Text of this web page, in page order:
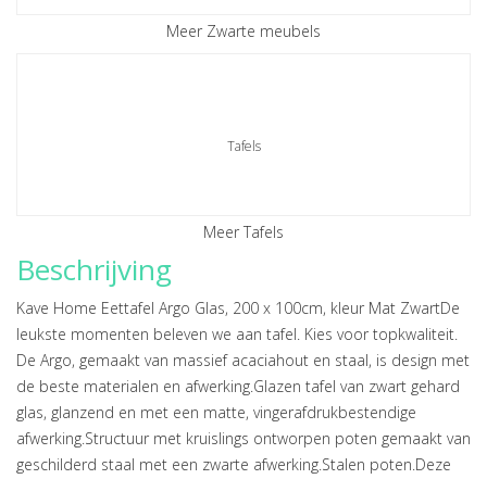
Meer Zwarte meubels
Tafels
Meer Tafels
Beschrijving
Kave Home Eettafel Argo Glas, 200 x 100cm, kleur Mat ZwartDe
leukste momenten beleven we aan tafel. Kies voor topkwaliteit.
De Argo, gemaakt van massief acaciahout en staal, is design met
de beste materialen en afwerking.Glazen tafel van zwart gehard
glas, glanzend en met een matte, vingerafdrukbestendige
afwerking.Structuur met kruislings ontworpen poten gemaakt van
geschilderd staal met een zwarte afwerking.Stalen poten.Deze